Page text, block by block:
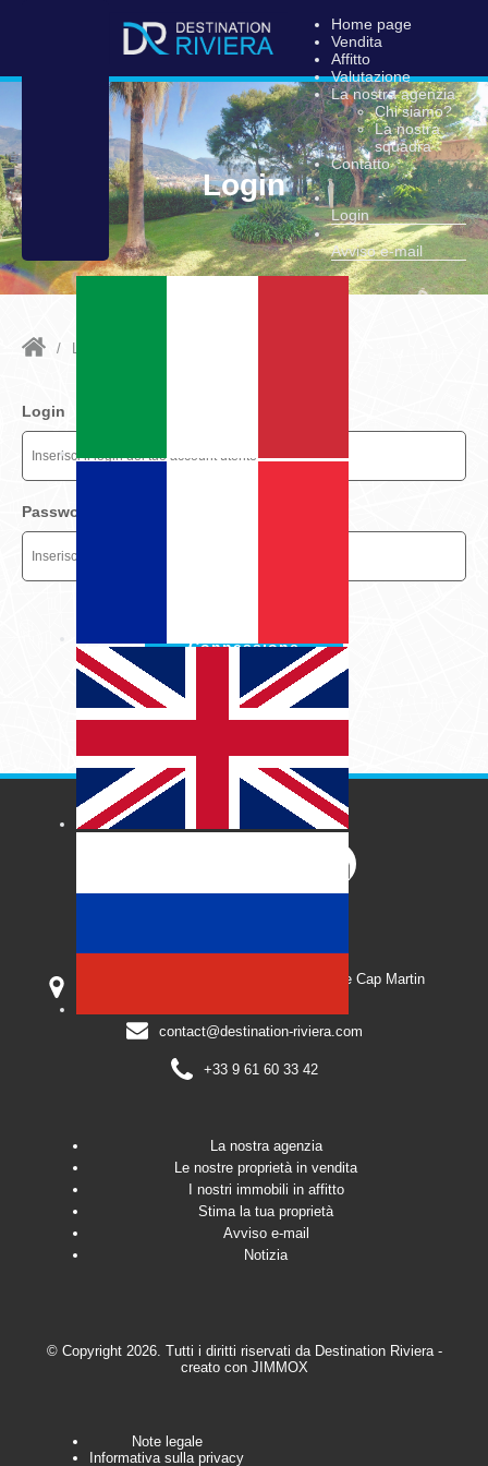
Home page
Vendita
Affitto
Valutazione
La nostra agenzia
Chi siamo?
La nostra
squadra
Contatto
Login
Avviso e-mail
Login
/ Login
Login
Password
Connessione
Password dimenticata?
SEGUICI
11 Avenue de France 06190 Roquebrune Cap Martin
contact@destination-riviera.com
+33 9 61 60 33 42
La nostra agenzia
Le nostre proprietà in vendita
I nostri immobili in affitto
Stima la tua proprietà
Avviso e-mail
Notizia
© Copyright 2026. Tutti i diritti riservati da Destination Riviera-
creato con JIMMOX
Note legale
Informativa sulla privacy